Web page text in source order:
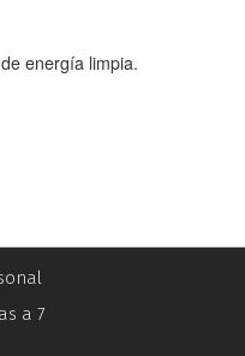
energía limpia.
a 7